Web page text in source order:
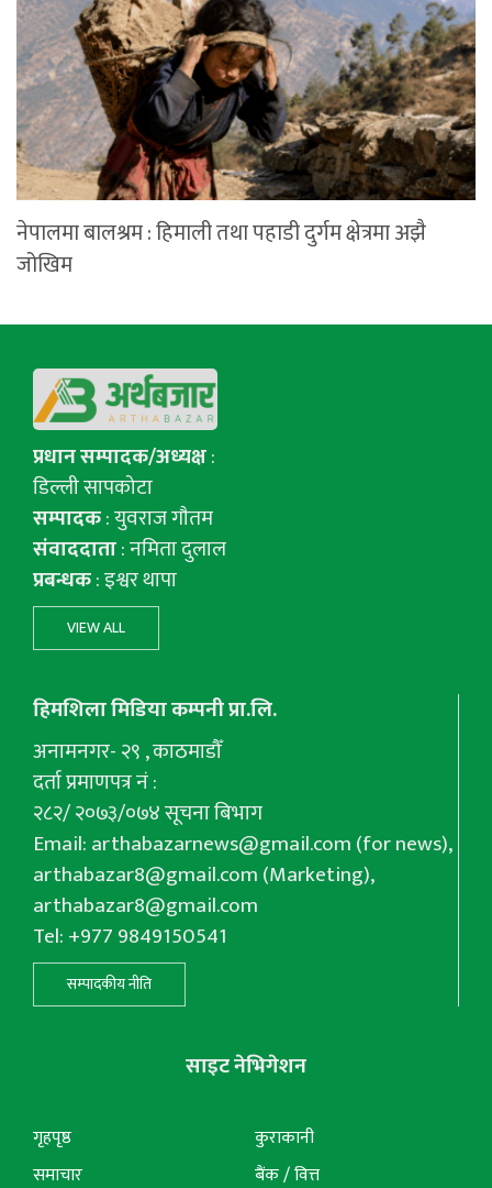
नेपालमा बालश्रम : हिमाली तथा पहाडी दुर्गम क्षेत्रमा अझै
जोखिम
प्रधान सम्पादक/अध्यक्ष:
डिल्ली सापकोटा
सम्पादक: युवराज गाैतम
संवाददाता: नमिता दुलाल
प्रबन्धक: इश्वर थापा
VIEW ALL
हिमशिला मिडिया कम्पनी प्रा.लि.
अनामनगर- २९ , काठमाडौँ
दर्ता प्रमाणपत्र नं :
२८२/ २०७३/०७४ सूचना बिभाग
Email:arthabazarnews@gmail.com(for news),
arthabazar8@gmail.com(Marketing),
arthabazar8@gmail.com
Tel: +977 9849150541
सम्पादकीय नीति
साइट नेभिगेशन
गृहपृष्ठ
समाचार
कुराकानी
बैंक / वित्त